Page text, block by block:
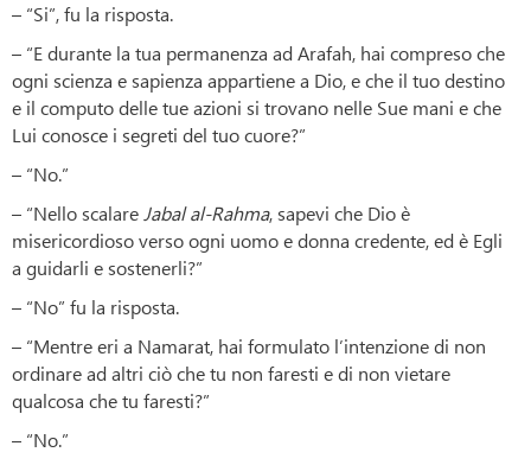
– “Si”, fu la risposta.
– “E durante la tua permanenza ad Arafah, hai compreso che
ogni scienza e sapienza appartiene a Dio, e che il tuo destino
e il computo delle tue azioni si trovano nelle Sue mani e che
Lui conosce i segreti del tuo cuore?”
– “No.”
– “Nello scalareJabal al-Rahma, sapevi che Dio è
misericordioso verso ogni uomo e donna credente, ed è Egli
a guidarli e sostenerli?”
– “No” fu la risposta.
– “Mentre eri a Namarat, hai formulato l’intenzione di non
ordinare ad altri ciò che tu non faresti e di non vietare
qualcosa che tu faresti?”
– “No.”